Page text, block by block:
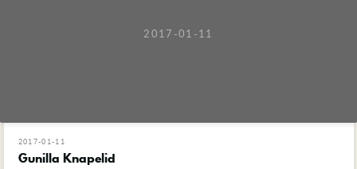
Film
Musik
Teater
2017-01-11
2017-01-11
Gunilla Knapelid